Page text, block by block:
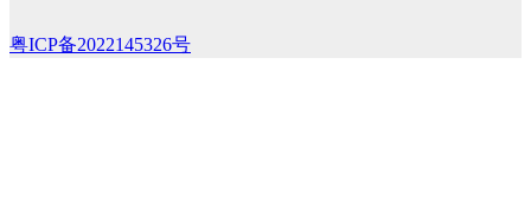
粤ICP备2022145326号